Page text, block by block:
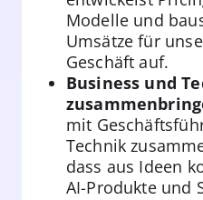
Modelle und
Umsätze für
Geschäft auf.
Business und
mit
Technik
dass aus Ideen
AI-Produkte und